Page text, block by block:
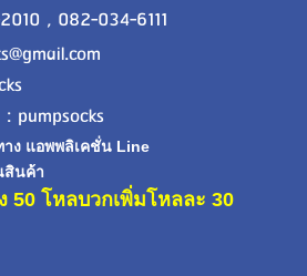
, 082-034-6111
pumpsocks
ง แอพพลิเคชั่น Line
สินค้า
50 โหลบวกเพิ่มโหลละ 30